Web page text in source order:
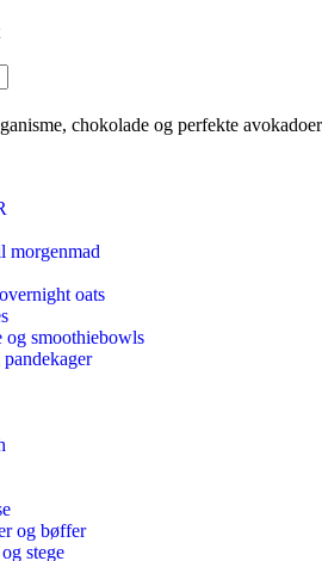
chokolade og perfekte avokadoer
morgenmad
oats
og smoothiebowls
og bøffer
stege